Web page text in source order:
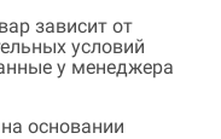
зависит от
условий
у менеджера
основании